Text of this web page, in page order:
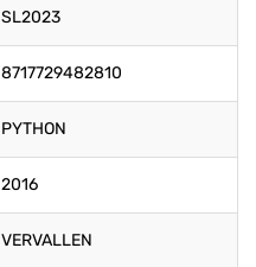
SL2023
8717729482810
PYTHON
2016
VERVALLEN